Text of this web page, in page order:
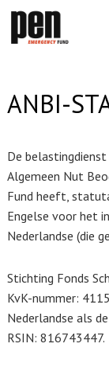
ANBI-
De
Algemeen Nut
Fund heeft,
Engelse voor het
Nederlandse (die
Stichting Fonds
KvK-nummer:
Nederlandse als
RSIN: 816743447.